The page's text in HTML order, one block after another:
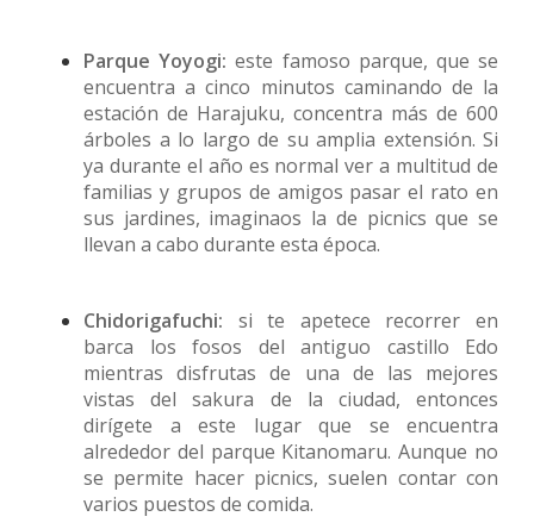
Parque Yoyogi: este famoso parque, que se
encuentra a cinco minutos caminando de la
estación de Harajuku, concentra más de 600
árboles a lo largo de su amplia extensión. Si
ya durante el año es normal ver a multitud de
familias y grupos de amigos pasar el rato en
sus jardines, imaginaos la de picnics que se
llevan a cabo durante esta época.
Chidorigafuchi: si te apetece recorrer en
barca los fosos del antiguo castillo Edo
mientras disfrutas de una de las mejores
vistas del sakura de la ciudad, entonces
dirígete a este lugar que se encuentra
alrededor del parque Kitanomaru. Aunque no
se permite hacer picnics, suelen contar con
varios puestos de comida.